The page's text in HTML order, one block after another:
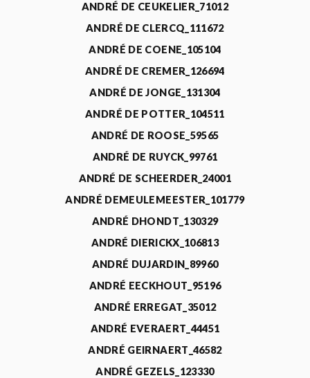
ANDRÉ DE CEUKELIER_71012
ANDRÉ DE CLERCQ_111672
ANDRÉ DE COENE_105104
ANDRÉ DE CREMER_126694
ANDRÉ DE JONGE_131304
ANDRÉ DE POTTER_104511
ANDRÉ DE ROOSE_59565
ANDRÉ DE RUYCK_99761
ANDRÉ DE SCHEERDER_24001
ANDRÉ DEMEULEMEESTER_101779
ANDRÉ DHONDT_130329
ANDRÉ DIERICKX_106813
ANDRÉ DUJARDIN_89960
ANDRÉ EECKHOUT_95196
ANDRÉ ERREGAT_35012
ANDRÉ EVERAERT_44451
ANDRÉ GEIRNAERT_46582
ANDRÉ GEZELS_123330